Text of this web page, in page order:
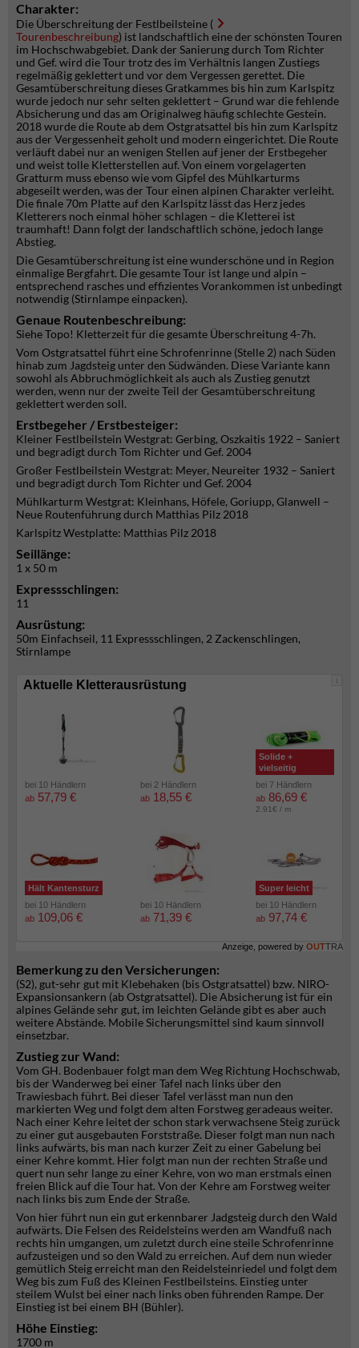
Charakter:
Die Überschreitung der Festlbeilsteine (
Tourenbeschreibung) ist landschaftlich eine der schönsten Touren
im Hochschwabgebiet. Dank der Sanierung durch Tom Richter
und Gef. wird die Tour trotz des im Verhältnis langen Zustiegs
regelmäßig geklettert und vor dem Vergessen gerettet. Die
Gesamtüberschreitung dieses Gratkammes bis hin zum Karlspitz
wurde jedoch nur sehr selten geklettert – Grund war die fehlende
Absicherung und das am Originalweg häufig schlechte Gestein.
2018 wurde die Route ab dem Ostgratsattel bis hin zum Karlspitz
aus der Vergessenheit geholt und modern eingerichtet. Die Route
verläuft dabei nur an wenigen Stellen auf jener der Erstbegeher
und weist tolle Kletterstellen auf. Von einem vorgelagerten
Gratturm muss ebenso wie vom Gipfel des Mühlkarturms
abgeseilt werden, was der Tour einen alpinen Charakter verleiht.
Die finale 70m Platte auf den Karlspitz lässt das Herz jedes
Kletterers noch einmal höher schlagen – die Kletterei ist
traumhaft! Dann folgt der landschaftlich schöne, jedoch lange
Abstieg.
Die Gesamtüberschreitung ist eine wunderschöne und in Region
einmalige Bergfahrt. Die gesamte Tour ist lange und alpin –
entsprechend rasches und effizientes Vorankommen ist unbedingt
notwendig (Stirnlampe einpacken).
Genaue Routenbeschreibung:
Siehe Topo! Kletterzeit für die gesamte Überschreitung 4-7h.
Vom Ostgratsattel führt eine Schrofenrinne (Stelle 2) nach Süden
hinab zum Jagdsteig unter den Südwänden. Diese Variante kann
sowohl als Abbruchmöglichkeit als auch als Zustieg genutzt
werden, wenn nur der zweite Teil der Gesamtüberschreitung
geklettert werden soll.
Erstbegeher / Erstbesteiger:
Kleiner Festlbeilstein Westgrat: Gerbing, Oszkaitis 1922 – Saniert
und begradigt durch Tom Richter und Gef. 2004
Großer Festlbeilstein Westgrat: Meyer, Neureiter 1932 – Saniert
und begradigt durch Tom Richter und Gef. 2004
Mühlkarturm Westgrat: Kleinhans, Höfele, Goriupp, Glanwell –
Neue Routenführung durch Matthias Pilz 2018
Karlspitz Westplatte: Matthias Pilz 2018
Seillänge:
1 x 50 m
Expressschlingen:
11
Ausrüstung:
50m Einfachseil, 11 Expressschlingen, 2 Zackenschlingen,
Stirnlampe
i
Aktuelle Kletterausrüstung
bei 10 Händlern
ab 57,79 €
bei 2 Händlern
ab 18,55 €
Solide +
vielseitig
bei 7 Händlern
ab 86,69 €
2.91€ / m
Hält Kantensturz
bei 10 Händlern
ab 109,06 €
bei 10 Händlern
ab 71,39 €
Super leicht
bei 10 Händlern
ab 97,74 €
Anzeige, powered by OUTTRA
Bemerkung zu den Versicherungen:
(S2), gut-sehr gut mit Klebehaken (bis Ostgratsattel) bzw. NIRO-
Expansionsankern (ab Ostgratsattel). Die Absicherung ist für ein
alpines Gelände sehr gut, im leichten Gelände gibt es aber auch
weitere Abstände. Mobile Sicherungsmittel sind kaum sinnvoll
einsetzbar.
Zustieg zur Wand:
Vom GH. Bodenbauer folgt man dem Weg Richtung Hochschwab,
bis der Wanderweg bei einer Tafel nach links über den
Trawiesbach führt. Bei dieser Tafel verlässt man nun den
markierten Weg und folgt dem alten Forstweg geradeaus weiter.
Nach einer Kehre leitet der schon stark verwachsene Steig zurück
zu einer gut ausgebauten Forststraße. Dieser folgt man nun nach
links aufwärts, bis man nach kurzer Zeit zu einer Gabelung bei
einer Kehre kommt. Hier folgt man nun der rechten Straße und
quert nun sehr lange zu einer Kehre, von wo man erstmals einen
freien Blick auf die Tour hat. Von der Kehre am Forstweg weiter
nach links bis zum Ende der Straße.
Von hier führt nun ein gut erkennbarer Jadgsteig durch den Wald
aufwärts. Die Felsen des Reidelsteins werden am Wandfuß nach
rechts hin umgangen, um zuletzt durch eine steile Schrofenrinne
aufzusteigen und so den Wald zu erreichen. Auf dem nun wieder
gemütlich Steig erreicht man den Reidelsteinriedel und folgt dem
Weg bis zum Fuß des Kleinen Festlbeilsteins. Einstieg unter
steilem Wulst bei einer nach links oben führenden Rampe. Der
Einstieg ist bei einem BH (Bühler).
Höhe Einstieg:
1700 m